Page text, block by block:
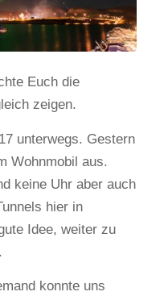
Euch die
zeigen.
unterwegs. Gestern
Wohnmobil aus.
keine Uhr aber auch
hier in
Idee, weiter zu
konnte uns